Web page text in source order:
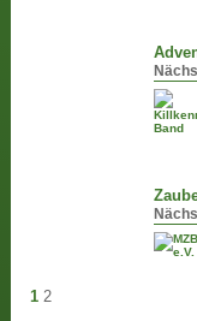
1 2